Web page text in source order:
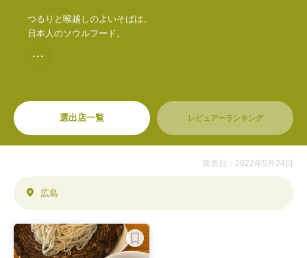
つるりと喉越しのよいそばは、
日本人のソウルフード。
・・・
選出店一覧 レビュアーランキング
発表日：2022年5月24日
広島